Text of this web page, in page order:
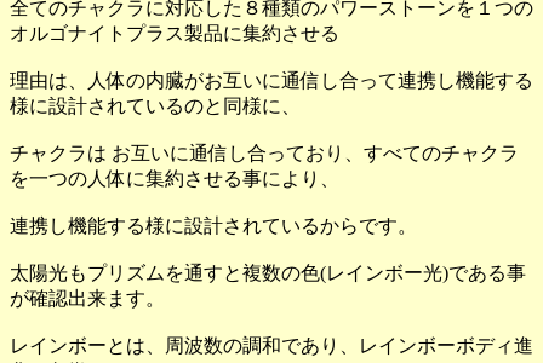
全てのチャクラに対応した８種類のパワーストーンを１つの
オルゴナイトプラス製品に集約させる
理由は、人体の内臓がお互いに通信し合って連携し機能する
様に設計されているのと同様に、
チャクラは お互いに通信し合っており、すべてのチャクラ
を一つの人体に集約させる事により、
連携し機能する様に設計されているからです。
太陽光もプリズムを通すと複数の色(レインボー光)である事
が確認出来ます。
レインボーとは、周波数の調和であり、レインボーボディ進